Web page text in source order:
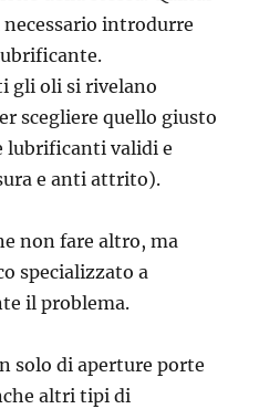
introdurre
gli oli si rivelano
scegliere quello giusto
lubrificanti validi e
e anti attrito).
non fare altro, ma
specializzato a
il problema.
solo di aperture porte
altri tipi di